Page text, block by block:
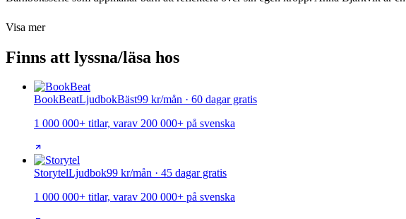
Visa mer
Finns att lyssna/läsa hos
BookBeatLjudbokBäst99 kr/mån · 60 dagar gratis
1 000 000+ titlar, varav 200 000+ på svenska
StorytelLjudbok99 kr/mån · 45 dagar gratis
1 000 000+ titlar, varav 200 000+ på svenska